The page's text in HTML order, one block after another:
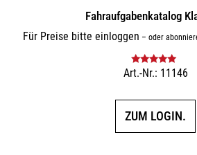
Fahraufgabenkatalog
Für Preise bitte einloggen – oder
Bewertet mit
Art.-Nr.: 11146
ZUM LOGIN.